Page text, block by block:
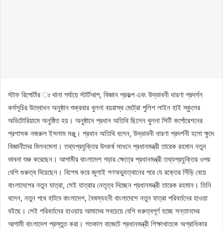
স্টাফ রিপোর্টার ঃ থানা পর্যায়ে স্টার্টআপ, বিজ্ঞান প্রকল্প এবং উদ্ভাবনী ধারণা প্রদর্শন
কর্মসূচির উদ্বোধন অনুষ্ঠান শুক্রবার খুলনা বয়রাস্থ মেট্রো পুলিশ লাইন হাই স্কুলের
অডিটোরিয়ামে অনুষ্ঠিত হয়। অনুষ্ঠানে প্রধান অতিথি ছিলেন খুলনা সিটি কর্পোরেশনের
প্রশাসক নজরুল ইসলাম মঞ্জু। প্রধান অতিথি বলেন, উদ্ভাবনী ধারণা প্রদর্শনী হলো ক্ষুদে
বিজ্ঞানীদের মিলনমেলা। তথ্যপ্রযুক্তির উৎকর্ষ সাধনে প্রধানমন্ত্রী তারেক রহমান নতুন
ভাবনা শুরু করেছেন। আগামীর বাংলাদেশ গড়ার ক্ষেত্রে প্রধানমন্ত্রী তথ্যপ্রযুক্তির ওপর
বেশি গুরুত্ব দিয়েছেন। বিশেষ করে জুলাই গণঅভ্যুত্থানের পরে যে রক্তের সিঁড়ি বেয়ে
বাংলাদেশের নতুন যাত্রা, সেই যাত্রার নেতৃত্ব দিচ্ছেন প্রধানমন্ত্রী তারেক রহমান। তিনি
বলেন, নতুন পথে হাটবে বাংলাদেশ, বৈষম্যহনী বাংলাদেশে নতুন যাত্রা পরিবর্তনের হাওয়া
বইছে। সেই পরিবর্তনের হাওয়ায় আমাদের সবচেয়ে বেশি গুরুত্বপূর্ণ হচ্ছে সন্তানদের
আগামী বাংলাদেশ প্রস্তুত করা। গতকাল বাজেটে প্রধানমন্ত্রী শিক্ষাখাতকে অগ্রাধিকার